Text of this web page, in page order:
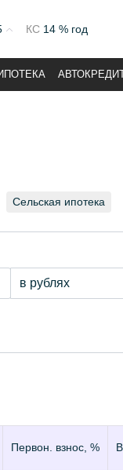
КС 14 % год
Сельская ипотека
Первон. взнос, %